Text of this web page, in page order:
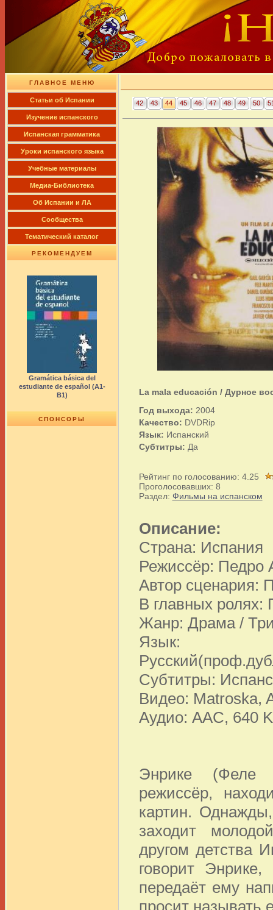
ГЛАВНОЕ МЕНЮ
Cтатьи об Испании
Изучение испанского
Испанская грамматика
Уроки испанского языка
Учебные материалы
Медиа-Библиотека
Об Испании и ЛА
Сообщества
Тематический каталог
РЕКОМЕНДУЕМ
Gramática básica del
estudiante de español (A1-
B1)
СПОНСОРЫ
42 43 44 45 46 47 48 49 50
La mala educación / Дурное
Год выхода: 2004
Качество: DVDRip
Язык: Испанский
Субтитры: Да
Рейтинг по голосованию: 4.25
Проголосовавших: 8
Раздел: Фильмы на испанском
Описание:
Страна: Испания
Режиссёр: Педро
Автор сценария:
В главных ролях:
Жанр: Драма /
Язык:
Субтитры:
Видео: Matroska,
Аудио: AAC, 640
Энрике (Феле
режиссёр,
картин.
заходит
другом детства
говорит
передаёт ему
просит называть